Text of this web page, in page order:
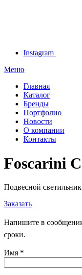
Instagram
Меню
Главная
Каталог
Бренды
Портфолио
Новости
О компании
Контакты
Foscarini
Подвесной светильник
Заказать
Напишите в
сроки.
Имя *